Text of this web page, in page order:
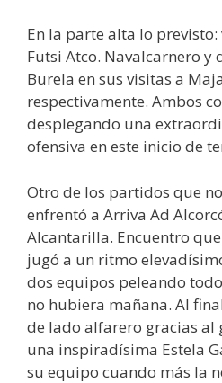
En la parte alta lo
Futsi Atco. Navalcarnero y
Burela en sus visitas a
respectivamente. Ambos
desplegando una
ofensiva en este inicio de
Otro de los partidos que
enfrentó a Arriva Ad
Alcantarilla. Encuentro
jugó a un ritmo
dos equipos peleando
no hubiera mañana. Al
de lado alfarero gracias al
una inspiradísima Estela
su equipo cuando más la